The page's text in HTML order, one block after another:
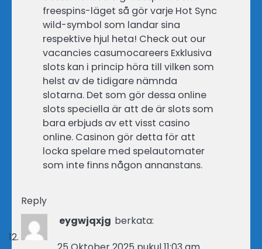
freespins-läget så gör varje Hot Sync
wild-symbol som landar sina
respektive hjul heta! Check out our
vacancies casumocareers Exklusiva
slots kan i princip höra till vilken som
helst av de tidigare nämnda
slotarna. Det som gör dessa online
slots speciella är att de är slots som
bara erbjuds av ett visst casino
online. Casinon gör detta för att
locka spelare med spelautomater
som inte finns någon annanstans.
Reply
eygwjqxjg berkata: